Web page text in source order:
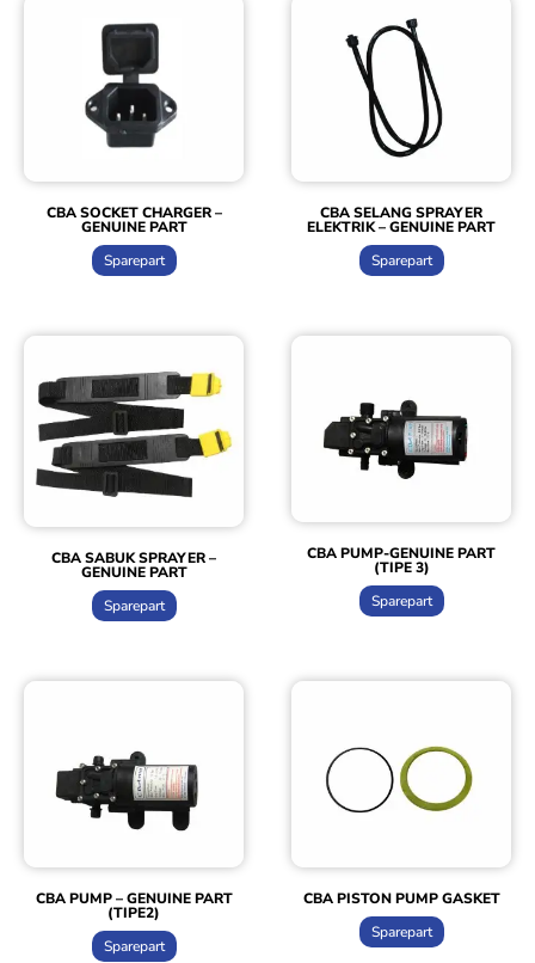
CBA SOCKET CHARGER –
GENUINE PART
Sparepart
CBA SELANG SPRAYER
ELEKTRIK – GENUINE PART
Sparepart
CBA SABUK SPRAYER –
GENUINE PART
Sparepart
CBA PUMP-GENUINE PART
(TIPE 3)
Sparepart
CBA PUMP – GENUINE PART
(TIPE2)
Sparepart
CBA PISTON PUMP GASKET
Sparepart